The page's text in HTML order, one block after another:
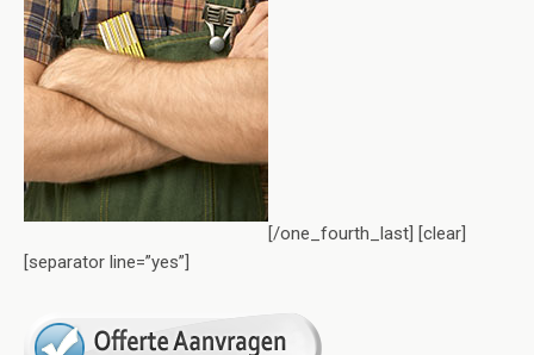
[/one_fourth_last] [clear]
[separator line=”yes”]